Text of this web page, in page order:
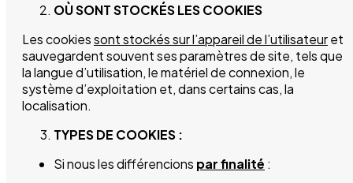
OÙ SONT STOCKÉS LES COOKIES
Les cookiessont stockés sur l’appareil de l’utilisateuret
sauvegardent souvent ses paramètres de site, tels que
la langue d’utilisation, le matériel de connexion, le
système d’exploitation et, dans certains cas, la
localisation.
TYPES DE COOKIES :
Si nous les différencions par finalité :